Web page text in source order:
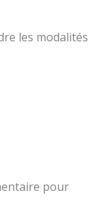
les modalités
pour